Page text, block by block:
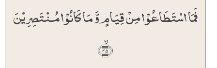
فَمَا اسۡتَطَاعُوۡا مِنۡ قِیَامٍ وَّ مَا کَانُوۡا مُنۡتَصِرِیۡنَ
﴿ۙ۴۵﴾